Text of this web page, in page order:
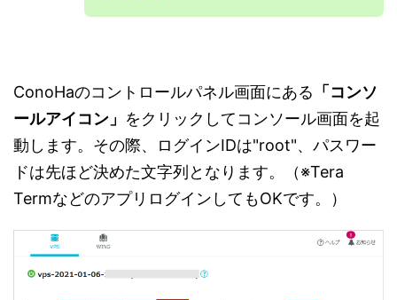
ConoHaのコントロールパネル画面にある 「コンソ
ールアイコン」 をクリックしてコンソール画面を起
動します。その際、ログインIDは"root"、パスワー
ドは先ほど決めた文字列となります。（※Tera
TermなどのアプリログインしてもOKです。）